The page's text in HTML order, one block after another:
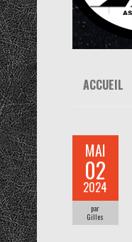
ACCUEIL
MAI
02
2024
par
Gilles